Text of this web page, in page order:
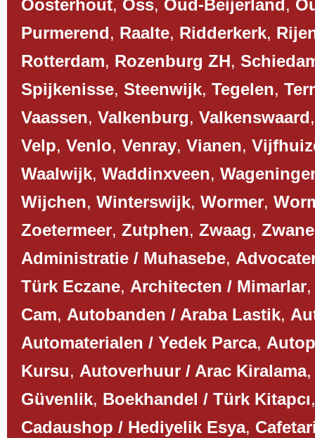
Oosterhout, Oss, Oud-Beijerland,
Purmerend, Raalte, Ridderkerk,
Rotterdam, Rozenburg ZH,
Spijkenisse, Steenwijk, Tegelen,
Vaassen, Valkenburg, Valkenswaard
Velp, Venlo, Venray, Vianen,
Waalwijk, Waddinxveen,
Wijchen, Winterswijk, Wormer,
Zoetermeer, Zutphen, Zwaag,
Administratie / Muhasebe,
Türk Eczane, Architecten / Mimarlar
Cam, Autobanden / Araba Lastik,
Automaterialen / Yedek Parca,
Kursu, Autoverhuur / Arac Kiralama
Güvenlik, Boekhandel / Türk Kitapcı
Cadaushop / Hediyelik Esya,